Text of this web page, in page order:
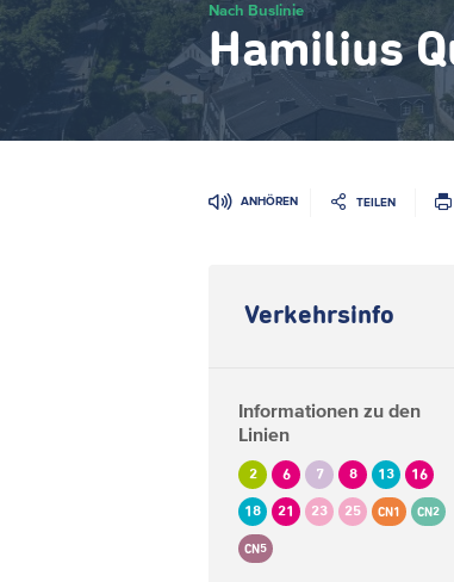
Nach Buslinie
Hamilius
ANHÖREN TEILEN
Verkehrsinfo
Informationen zu den
Linien
2 6 7 8 13 16
18 21 23 25 CN1 CN2
CN5